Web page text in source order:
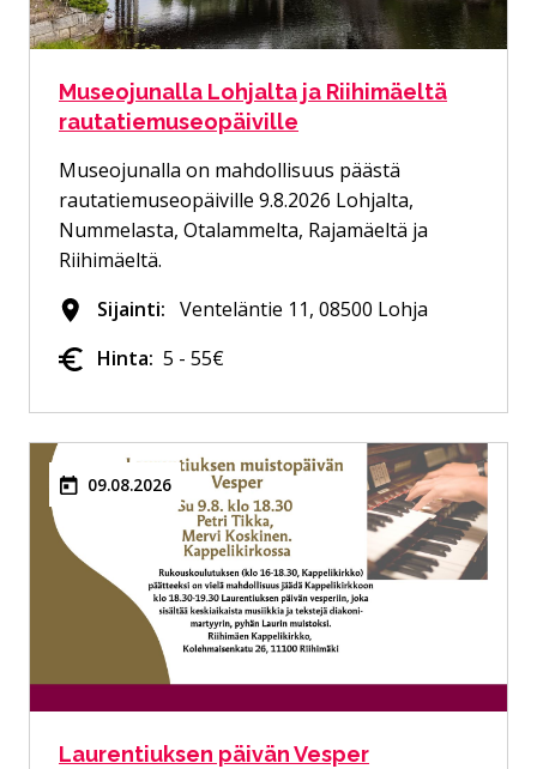
Museojunalla Lohjalta ja Riihimäeltä
rautatiemuseopäiville
Museojunalla on mahdollisuus päästä
rautatiemuseopäiville 9.8.2026 Lohjalta,
Nummelasta, Otalammelta, Rajamäeltä ja
Riihimäeltä.
Sijainti: Venteläntie 11, 08500 Lohja
Hinta: 5 - 55€
09.08.2026
Laurentiuksen päivän Vesper